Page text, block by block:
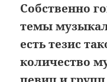
Собственно
темы
есть тезис
количество